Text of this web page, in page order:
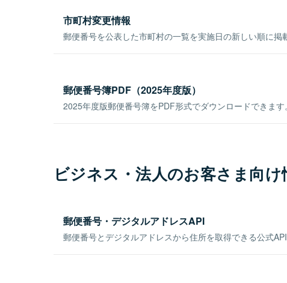
市町村変更情報
郵便番号を公表した市町村の一覧を実施日の新しい順に掲
郵便番号簿PDF（2025年度版）
2025年度版郵便番号簿をPDF形式でダウンロードできます。
ビジネス・法人のお客さま向け
郵便番号・デジタルアドレスAPI
郵便番号とデジタルアドレスから住所を取得できる公式API